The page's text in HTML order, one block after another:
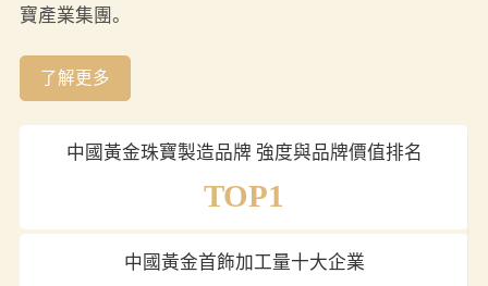
寶產業集團。
了解更多
中國黃金珠寶製造品牌 強度與品牌價值排名
TOP1
中國黃金首飾加工量十大企業